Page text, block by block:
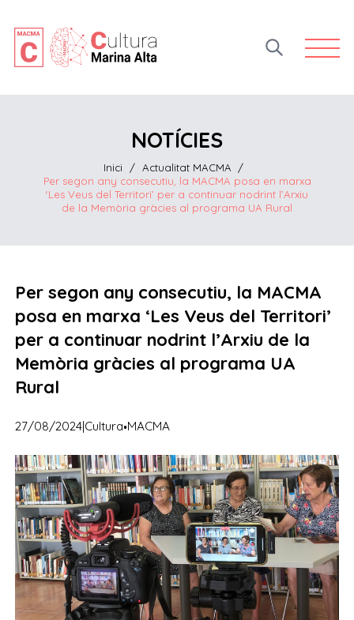
Open
NOTÍCIES
Inici / Actualitat MACMA
/
Per segon any consecutiu, la MACMA posa en marxa
‘Les Veus del Territori’ per a continuar nodrint l’Arxiu
de la Memòria gràcies al programa UA Rural
Per segon any consecutiu, la MACMA
posa en marxa ‘Les Veus del Territori’
per a continuar nodrint l’Arxiu de la
Memòria gràcies al programa UA
Rural
27/08/2024|Cultura·MACMA